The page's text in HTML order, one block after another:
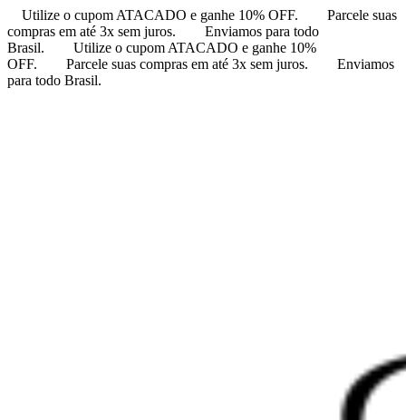
Utilize o cupom ATACADO e ganhe 10% OFF.
Parcele suas
compras em até 3x sem juros.
Enviamos para todo
Brasil.
Utilize o cupom ATACADO e ganhe 10%
OFF.
Parcele suas compras em até 3x sem juros.
Enviamos
para todo Brasil.